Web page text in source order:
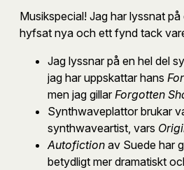
Musikspecial! Jag har lyssnat
hyfsat nya och ett fynd tack
Jag lyssnar på en hel del
jag har uppskattar hans
men jag gillar Forgotten
Synthwaveplattor brukar
synthwaveartist, vars
Autofiction av Suede har
betydligt mer dramatiskt